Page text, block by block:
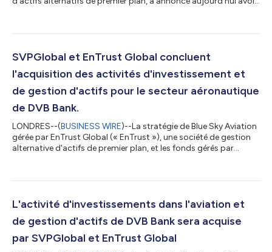
plateforme Maas Capital a déployé près d'un milliard d'USD de
actuellement l'un des principaux investisseurs institutionnels en
SVPGlobal et EnTrust Global concluent
l'acquisition des activités d'investissement et
de gestion d'actifs pour le secteur aéronautique
de DVB Bank.
LONDRES--(BUSINESS WIRE)--La stratégie de Blue Sky Aviation
gérée par EnTrust Global (« EnTrust »), une société de gestion
alternative d'actifs de premier plan, et les fonds gérés par
conclu l'acquisition de l'activité d'investissement et de gestion
sera suivie par la création de Deucalion Aviation Limited («...
L'activité d'investissements dans l'aviation et
de gestion d'actifs de DVB Bank sera acquise
par SVPGlobal et EnTrust Global